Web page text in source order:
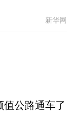
新华网
公路通车了